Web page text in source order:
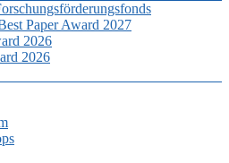
Paper Award 2027
2026
2026